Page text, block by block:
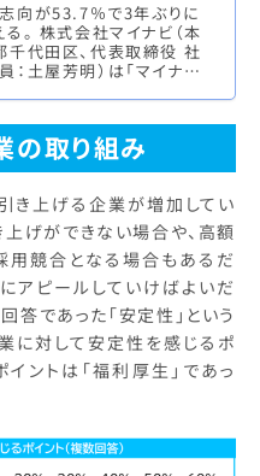
向が53.7％で3年ぶりに
。 株式会社マイナビ（本
千代田区、代表取締役 社
：土屋芳明）は「マイナビ
の取り組み
き上げる企業が増加してい
げができない場合や、高額
競合となる場合もあるだ
アピールしていけばよいだ
答であった「安定性」という
に対して安定性を感じるポ
ントは「福利厚生」であっ